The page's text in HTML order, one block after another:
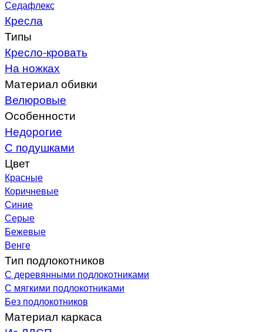
Седафлекс
Кресла
Типы
Кресло-кровать
На ножках
Материал обивки
Велюровые
Особенности
Недорогие
С подушками
Цвет
Красные
Коричневые
Синие
Серые
Бежевые
Венге
Тип подлокотников
С деревянными подлокотниками
С мягкими подлокотниками
Без подлокотников
Материал каркаса